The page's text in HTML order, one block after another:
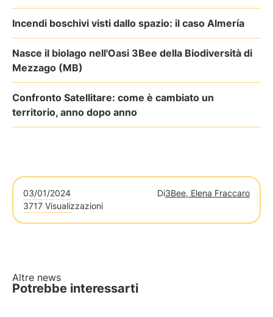
Incendi boschivi visti dallo spazio: il caso Almería
Nasce il biolago nell'Oasi 3Bee della Biodiversità di
Mezzago (MB)
Confronto Satellitare: come è cambiato un
territorio, anno dopo anno
03/01/2024 Di3Bee, Elena Fraccaro
3717 Visualizzazioni
Altre news
Potrebbe interessarti